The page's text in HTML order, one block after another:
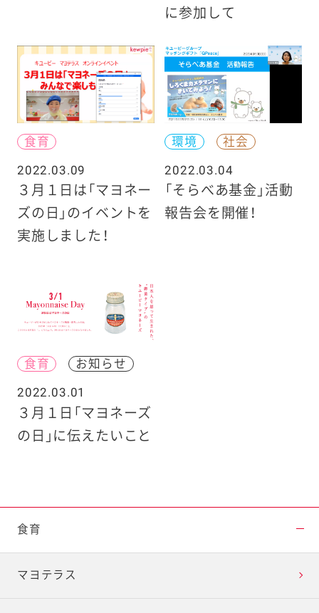
に参加して
食育
2022.03.09
３月１日は「マヨネー
ズの日」のイベントを
実施しました！
環境
社会
2022.03.04
「そらべあ基金」活動
報告会を開催！
食育
お知らせ
2022.03.01
３月１日「マヨネーズ
の日」に伝えたいこと
食育
マヨテラス